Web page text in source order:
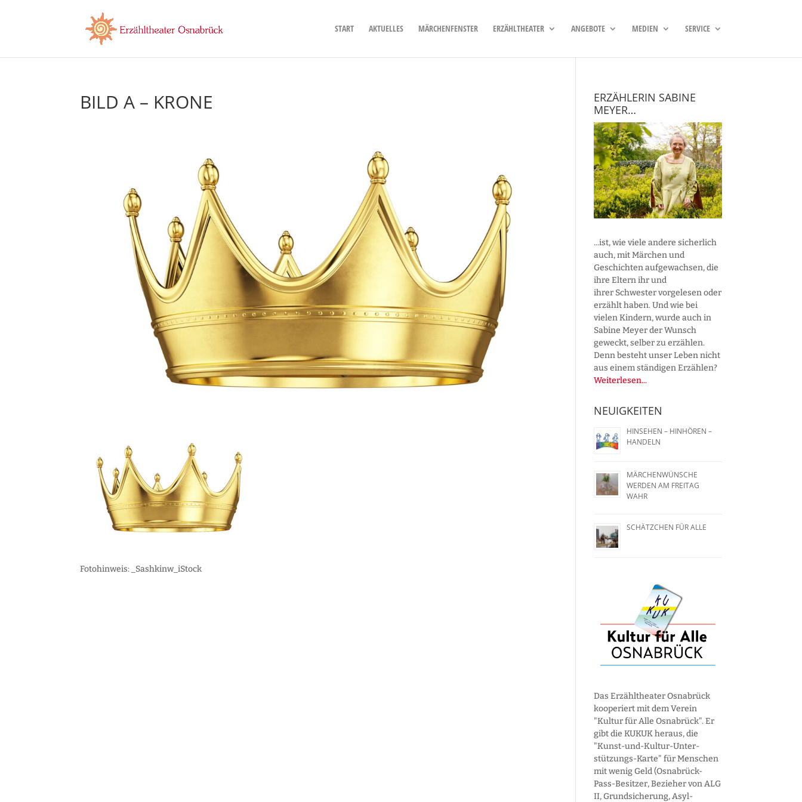
START AKTUELLES MÄRCHENFENSTER ERZÄHLTHEATER ANGEBOTE MEDIEN SERVICE
BILD A – KRONE
Fotohinweis: _Sashkinw_iStock
ERZÄHLERIN SABINE
MEYER…
...ist, wie viele andere sicherlich
auch, mit Märchen und
Geschichten aufgewachsen, die
ihre Eltern ihr und
ihrer Schwester vorgelesen oder
erzählt haben. Und wie bei
vielen Kindern, wurde auch in
Sabine Meyer der Wunsch
geweckt, selber zu erzählen.
Denn besteht unser Leben nicht
aus einem ständigen Erzählen?
Weiterlesen...
NEUIGKEITEN
HINSEHEN – HINHÖREN –
HANDELN
MÄRCHENWÜNSCHE
WERDEN AM FREITAG
WAHR
SCHÄTZCHEN FÜR ALLE
Das Erzähltheater Osnabrück
kooperiert mit dem Verein
"Kultur für Alle Osnabrück". Er
gibt die KUKUK heraus, die
"Kunst-und-Kultur-Unter­
stützungs-Karte" für Menschen
mit wenig Geld (Osnabrück-
Pass-Besitzer, Bezieher von ALG
II, Grund­sicherung, Asyl­